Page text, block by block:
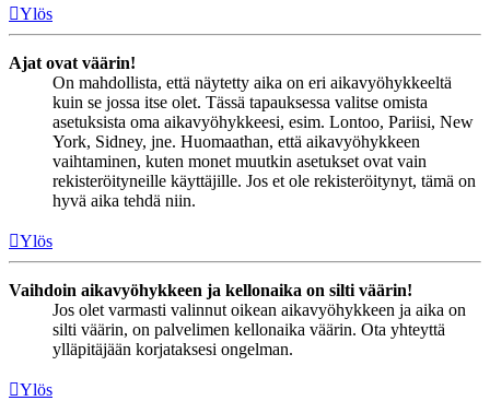
Ylös
Ajat ovat väärin!
On mahdollista, että näytetty aika on eri aikavyöhykkeeltä
kuin se jossa itse olet. Tässä tapauksessa valitse omista
asetuksista oma aikavyöhykkeesi, esim. Lontoo, Pariisi, New
York, Sidney, jne. Huomaathan, että aikavyöhykkeen
vaihtaminen, kuten monet muutkin asetukset ovat vain
rekisteröityneille käyttäjille. Jos et ole rekisteröitynyt, tämä on
hyvä aika tehdä niin.
Ylös
Vaihdoin aikavyöhykkeen ja kellonaika on silti väärin!
Jos olet varmasti valinnut oikean aikavyöhykkeen ja aika on
silti väärin, on palvelimen kellonaika väärin. Ota yhteyttä
ylläpitäjään korjataksesi ongelman.
Ylös